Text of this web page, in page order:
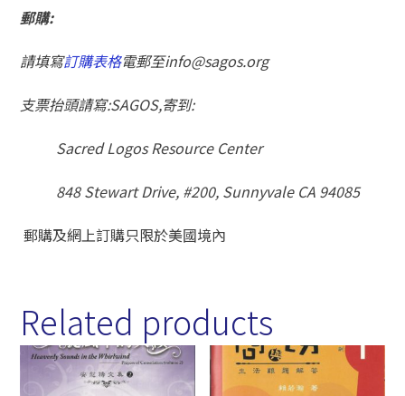
郵購:
請填寫訂購表格電郵至info@sagos.org
支票抬頭請寫:SAGOS,寄到:
Sacred Logos Resource Center
848 Stewart Drive, #200, Sunnyvale CA 94085
郵購及網上訂購只限於美國境內
Related products